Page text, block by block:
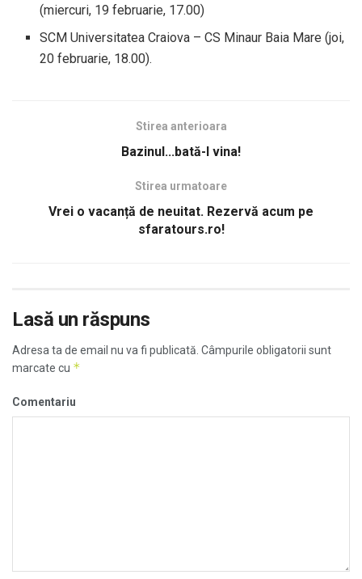
(miercuri, 19 februarie, 17.00)
SCM Universitatea Craiova – CS Minaur Baia Mare (joi,
20 februarie, 18.00).
Stirea anterioara
Bazinul...bată-l vina!
Stirea urmatoare
Vrei o vacanță de neuitat. Rezervă acum pe
sfaratours.ro!
Lasă un răspuns
Adresa ta de email nu va fi publicată. Câmpurile obligatorii sunt
marcate cu *
Comentariu